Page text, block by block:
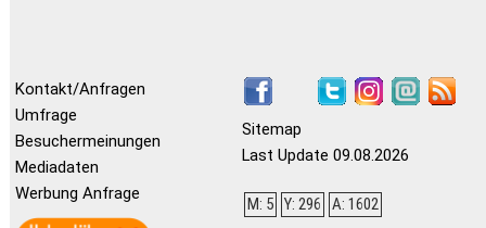
Kontakt/Anfragen
Umfrage
Besuchermeinungen
Mediadaten
Werbung Anfrage
Sitemap
Last Update 09.08.2026
M: 5 Y: 296 A: 1602